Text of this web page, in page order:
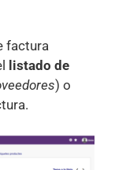
factura
listado de
) o